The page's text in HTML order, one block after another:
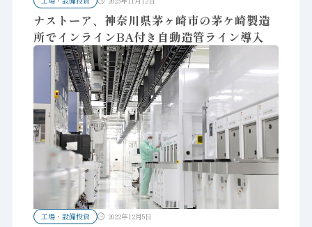
ナストーア、神奈川県茅ヶ崎市の茅ケ崎製造
所でインラインBA付き自動造管ライン導入
工場・設備投資 2022年12月5日